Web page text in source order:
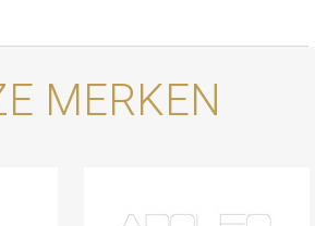
MERKEN